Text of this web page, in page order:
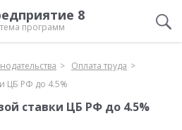
8
программ
Оплата труда
ЦБ РФ до 4.5%
ставки ЦБ РФ до 4.5%